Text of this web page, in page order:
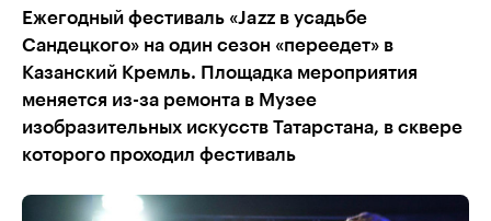
Ежегодный фестиваль «Jazz в усадьбе
Сандецкого» на один сезон «переедет» в
Казанский Кремль. Площадка мероприятия
меняется из-за ремонта в Музее
изобразительных искусств Татарстана, в сквере
которого проходил фестиваль